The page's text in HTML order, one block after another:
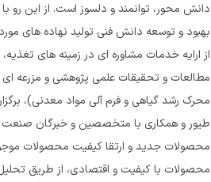
دانش محور، توانمند و دلسوز است. از این رو
بهبود و توسعه دانش فنی تولید نهاده های
از ارایه خدمات مشاوره ای در زمینه های
محرک رشد گیاهی و فرم آلی مواد معدنی)،
طیور و همکاری با متخصصین و خبرگان صنعت
محصولات جدید و ارتقا کیفیت محصولات
محصولات با کیفیت و اقتصادی، از طریق